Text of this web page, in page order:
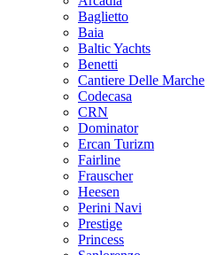
Baglietto
Baia
Baltic Yachts
Benetti
Сantiere Delle Marche
Codecasa
CRN
Dominator
Ercan Turizm
Fairline
Frauscher
Heesen
Perini Navi
Prestige
Princess